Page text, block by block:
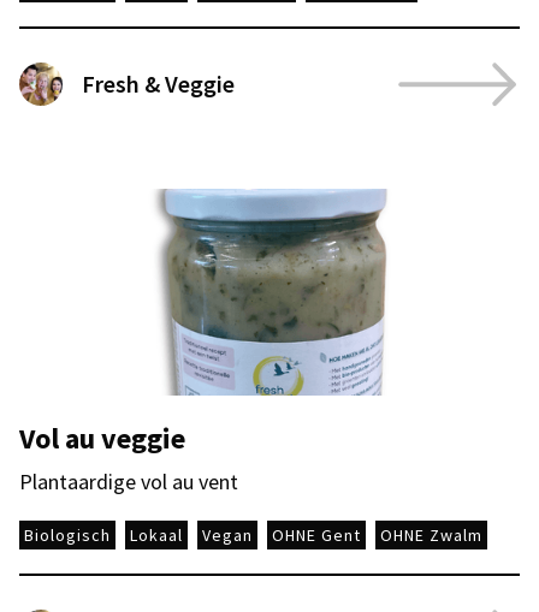
Fresh & Veggie
Vol au veggie
Plantaardige vol au vent
Biologisch Lokaal Vegan OHNE Gent OHNE Zwalm